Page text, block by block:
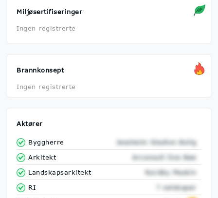
Miljøsertifiseringer
Ingen registrerte
Brannkonsept
Ingen registrerte
Aktører
Byggherre
Jessheim Stadion Bolig
Arkitekt
Arconsult Ove Bøe
Landskapsarkitekt
Nordby Maskin
RI
7 selskaper